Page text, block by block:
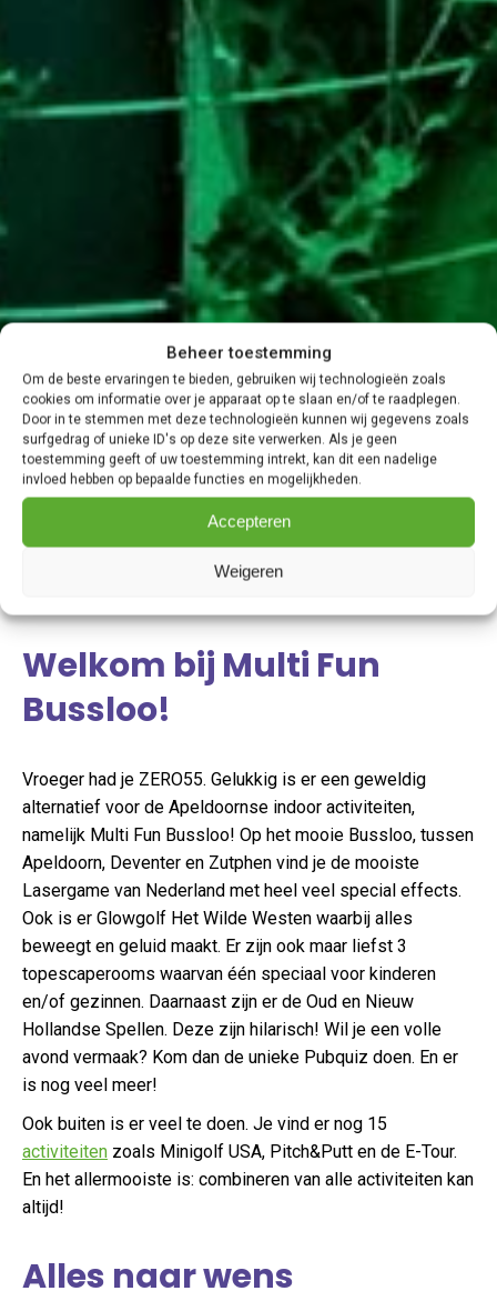
Beheer toestemming
Om de beste ervaringen te bieden, gebruiken wij technologieën zoals
cookies om informatie over je apparaat op te slaan en/of te raadplegen.
Door in te stemmen met deze technologieën kunnen wij gegevens zoals
surfgedrag of unieke ID's op deze site verwerken. Als je geen
toestemming geeft of uw toestemming intrekt, kan dit een nadelige
invloed hebben op bepaalde functies en mogelijkheden.
Accepteren
Weigeren
Welkom bij Multi Fun
Bussloo!
Vroeger had je ZERO55. Gelukkig is er een geweldig
alternatief voor de Apeldoornse indoor activiteiten,
namelijk Multi Fun Bussloo! Op het mooie Bussloo, tussen
Apeldoorn, Deventer en Zutphen vind je de mooiste
Lasergame van Nederland met heel veel special effects.
Ook is er Glowgolf Het Wilde Westen waarbij alles
beweegt en geluid maakt. Er zijn ook maar liefst 3
topescaperooms waarvan één speciaal voor kinderen
en/of gezinnen. Daarnaast zijn er de Oud en Nieuw
Hollandse Spellen. Deze zijn hilarisch! Wil je een volle
avond vermaak? Kom dan de unieke Pubquiz doen. En er
is nog veel meer!
Ook buiten is er veel te doen. Je vind er nog 15
activiteiten zoals Minigolf USA, Pitch&Putt en de E-Tour.
En het allermooiste is: combineren van alle activiteiten kan
altijd!
Alles naar wens